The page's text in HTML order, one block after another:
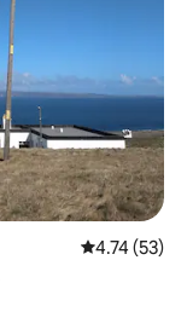
從 53 則評價
4.74 (53)